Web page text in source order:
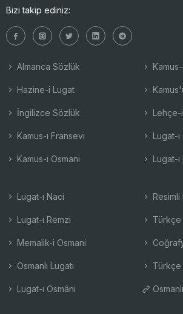
Bizi takip ediniz:
Almanca Sözlük
Hazine-i Lugat
İngilizce Sözlük
Kamus-ı Fransevi
Kamus-ı Osmani
Lehçe-
Lugat-ı
Lugat-
Lugat-ı Naci
Lugat-ı Remzi
Memalik-i Osmani
Osmanlı Lugatı
Lugat-ı Osmâni
Resimli
Türkçe
Türkçe